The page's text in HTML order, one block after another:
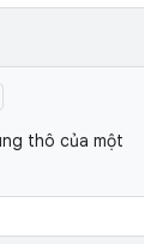
thô của một